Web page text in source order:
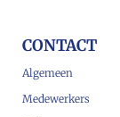
CONTACT
Algemeen
Medewerkers